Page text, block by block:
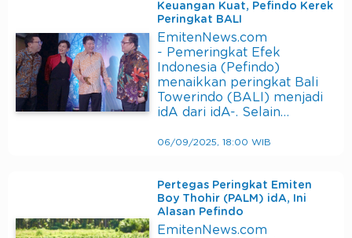
Keuangan Kuat, Pefindo Kerek
Peringkat BALI
EmitenNews.com
- Pemeringkat Efek
Indonesia (Pefindo)
menaikkan peringkat Bali
Towerindo (BALI) menjadi
idA dari idA-. Selain…
06/09/2025, 18:00 WIB
Pertegas Peringkat Emiten
Boy Thohir (PALM) idA, Ini
Alasan Pefindo
EmitenNews.com